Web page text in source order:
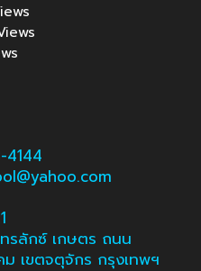
4144
ทรลักซ์ เกษตร ถนน
ม เขตจตุจักร กรุงเทพฯ